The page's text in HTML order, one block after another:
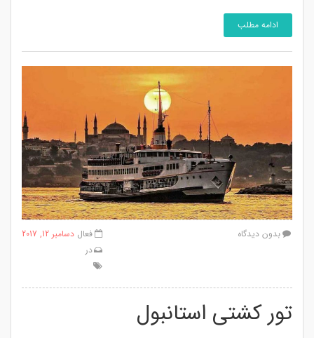
ادامه مطلب
فعال دسامبر 12, 2017
در
بدون دیدگاه
تور کشتی استانبول